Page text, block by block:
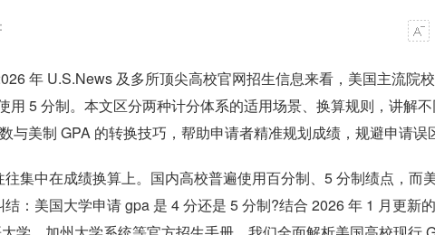
年 U.S.News 及多所顶尖高校官网招生信息来看，美国主流院
用 5 分制。本文区分两种计分体系的适用场景、换算规则，讲解
美制 GPA 的转换技巧，帮助申请者精准规划成绩，规避申请误
集中在成绩换算上。国内高校普遍使用百分制、5 分制绩点，而
：美国大学申请 gpa 是 4 分还是 5 分制?结合 2026 年 1 月更新